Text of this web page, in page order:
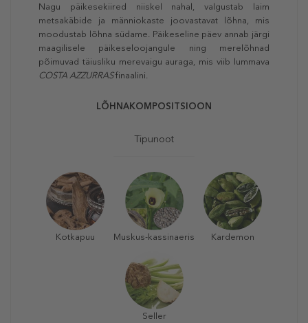
Nagu päikesekiired niiskel nahal, valgustab laim
metsakäbide ja männiokaste joovastavat lõhna, mis
moodustab lõhna südame. Päikeseline päev annab järgi
maagilisele päikeseloojangule ning merelõhnad
põimuvad täiusliku merevaigu auraga, mis viib lummava
COSTA AZZURRASfinaalini.
LÕHNAKOMPOSITSIOON
Tipunoot
Kotkapuu Muskus-kassinaeris Kardemon
Seller